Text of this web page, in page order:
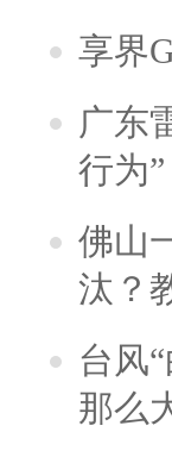
享界
广东
行为
佛山
汰？
台风
那么